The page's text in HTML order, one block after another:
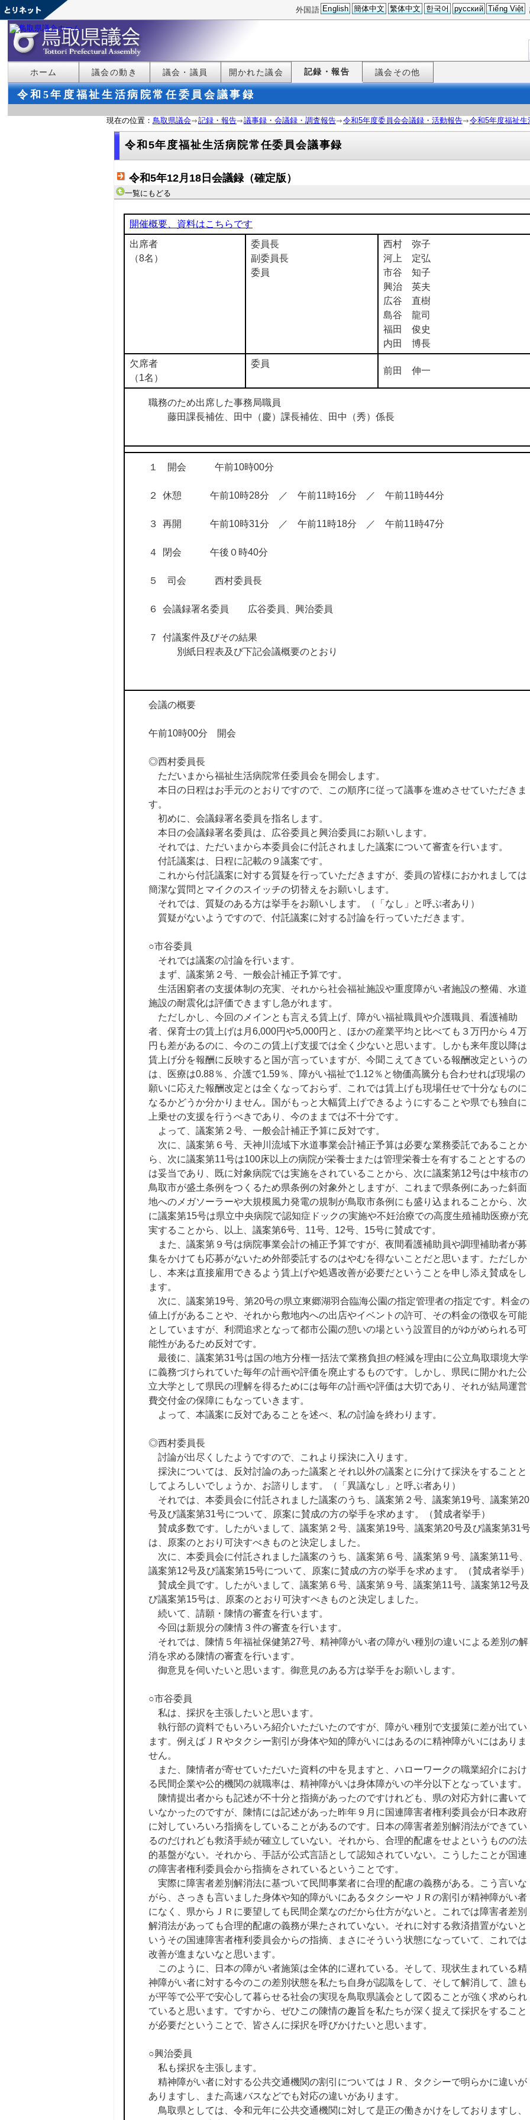
外国語 English 簡体中文 繁体中文 한국어 русский Tiếng Việt
ホーム 議会の動き 議会・議員 開かれた議会 記録・報告 議会その他
令和5年度福祉生活病院常任委員会議事録
現在の位置： 鳥取県議会 記録・報告 議事録・会議録・調査報告 令和5年度委員会会議録・活動報告 令和5年度福祉
令和5年度福祉生活病院常任委員会議事録
令和5年12月18日会議録（確定版）
一覧にもどる
開催概要、資料はこちらです
出席者
（8名）
委員長
副委員長
委員
西村 弥子
河上 定弘
市谷 知子
興治 英夫
広谷 直樹
島谷 龍司
福田 俊史
内田 博長
欠席者
（1名）
委員
前田 伸一
職務のため出席した事務局職員
藤田課長補佐、田中（慶）課長補佐、田中（秀）係長
１ 開会 午前10時00分
２ 休憩 午前10時28分 ／ 午前11時16分 ／ 午前11時44分
３ 再開 午前10時31分 ／ 午前11時18分 ／ 午前11時47分
４ 閉会 午後０時40分
５ 司会 西村委員長
６ 会議録署名委員 広谷委員、興治委員
７ 付議案件及びその結果
別紙日程表及び下記会議概要のとおり
会議の概要
午前10時00分 開会
◎西村委員長
ただいまから福祉生活病院常任委員会を開会します。
本日の日程はお手元のとおりですので、この順序に従って議事を進めさせていただきま
す。
初めに、会議録署名委員を指名します。
本日の会議録署名委員は、広谷委員と興治委員にお願いします。
それでは、ただいまから本委員会に付託されました議案について審査を行います。
付託議案は、日程に記載の９議案です。
これから付託議案に対する質疑を行っていただきますが、委員の皆様におかれましては
簡潔な質問とマイクのスイッチの切替えをお願いします。
それでは、質疑のある方は挙手をお願いします。（「なし」と呼ぶ者あり）
質疑がないようですので、付託議案に対する討論を行っていただきます。
○市谷委員
それでは議案の討論を行います。
まず、議案第２号、一般会計補正予算です。
生活困窮者の支援体制の充実、それから社会福祉施設や重度障がい者施設の整備、水道
施設の耐震化は評価できますし急がれます。
ただしかし、今回のメインとも言える賃上げ、障がい福祉職員や介護職員、看護補助
者、保育士の賃上げは月6,000円や5,000円と、ほかの産業平均と比べても３万円から４万
円も差があるのに、今のこの賃上げ支援では全く少ないと思います。しかも来年度以降は
賃上げ分を報酬に反映すると国が言っていますが、今聞こえてきている報酬改定というの
は、医療は0.88％、介護で1.59％、障がい福祉で1.12％と物価高騰分も合わせれば現場の
願いに応えた報酬改定とは全くなっておらず、これでは賃上げも現場任せで十分なものに
なるかどうか分かりません。国がもっと大幅賃上げできるようにすることや県でも独自に
上乗せの支援を行うべきであり、今のままでは不十分です。
よって、議案第２号、一般会計補正予算に反対です。
次に、議案第６号、天神川流域下水道事業会計補正予算は必要な業務委託であることか
ら、次に議案第11号は100床以上の病院が栄養士または管理栄養士を有することとするの
は妥当であり、既に対象病院では実施をされていることから、次に議案第12号は中核市の
鳥取市が盛土条例をつくるため県条例の対象外としますが、これまで県条例にあった斜面
地へのメガソーラーや大規模風力発電の規制が鳥取市条例にも盛り込まれることから、次
に議案第15号は県立中央病院で認知症ドックの実施や不妊治療での高度生殖補助医療が充
実することから、以上、議案第6号、11号、12号、15号に賛成です。
また、議案第９号は病院事業会計の補正予算ですが、夜間看護補助員や調理補助者が募
集をかけても応募がないため外部委託するのはやむを得ないことだと思います。ただしか
し、本来は直接雇用できるよう賃上げや処遇改善が必要だということを申し添え賛成をし
ます。
次に、議案第19号、第20号の県立東郷湖羽合臨海公園の指定管理者の指定です。料金の
値上げがあることや、それから敷地内への出店やイベントの許可、その料金の徴収を可能
としていますが、利潤追求となって都市公園の憩いの場という設置目的がゆがめられる可
能性があるため反対です。
最後に、議案第31号は国の地方分権一括法で業務負担の軽減を理由に公立鳥取環境大学
に義務づけられていた毎年の計画や評価を廃止するものです。しかし、県民に開かれた公
立大学として県民の理解を得るためには毎年の計画や評価は大切であり、それが結局運営
費交付金の保障にもなっていきます。
よって、本議案に反対であることを述べ、私の討論を終わります。
◎西村委員長
討論が出尽くしたようですので、これより採決に入ります。
採決については、反対討論のあった議案とそれ以外の議案とに分けて採決をすることと
してよろしいでしょうか、お諮りします。（「異議なし」と呼ぶ者あり）
それでは、本委員会に付託されました議案のうち、議案第２号、議案第19号、議案第20
号及び議案第31号について、原案に賛成の方の挙手を求めます。（賛成者挙手）
賛成多数です。したがいまして、議案第２号、議案第19号、議案第20号及び議案第31号
は、原案のとおり可決すべきものと決定しました。
次に、本委員会に付託されました議案のうち、議案第６号、議案第９号、議案第11号、
議案第12号及び議案第15号について、原案に賛成の方の挙手を求めます。（賛成者挙手）
賛成全員です。したがいまして、議案第６号、議案第９号、議案第11号、議案第12号及
び議案第15号は、原案のとおり可決すべきものと決定しました。
続いて、請願・陳情の審査を行います。
今回は新規分の陳情３件の審査を行います。
それでは、陳情５年福祉保健第27号、精神障がい者の障がい種別の違いによる差別の解
消を求める陳情の審査を行います。
御意見を伺いたいと思います。御意見のある方は挙手をお願いします。
○市谷委員
私は、採択を主張したいと思います。
執行部の資料でもいろいろ紹介いただいたのですが、障がい種別で支援策に差が出てい
ます。例えばＪＲやタクシー割引が身体や知的障がいにはあるのに精神障がいにはありま
せん。
また、陳情者が寄せていただいた資料の中を見ますと、ハローワークの職業紹介におけ
る民間企業や公的機関の就職率は、精神障がいは身体障がいの半分以下となっています。
陳情提出者からも記述が不十分と指摘があったのですけれども、県の対応方針に書いて
いなかったのですが、陳情には記述があった昨年９月に国連障害者権利委員会が日本政府
に対していろいろ指摘をしていることがあるのです。日本の障害者差別解消法ができてい
るのだけれども救済手続が確立していない。それから、合理的配慮をせよというものの法
的基盤がない。それから、手話が公式言語として認知されていない。こうしたことが国連
の障害者権利委員会から指摘をされているということです。
実際に障害者差別解消法に基づいて民間事業者に合理的配慮の義務がある。こう言いな
がら、さっきも言いました身体や知的障がいにあるタクシーやＪＲの割引が精神障がい者
になく、県からＪＲに要望しても民間企業なのだから仕方がないと。これでは障害者差別
解消法があっても合理的配慮の義務が果たされていない。それに対する救済措置がないと
いうその国連障害者権利委員会からの指摘、まさにそういう状態になっていて、これでは
改善が進まないなと思います。
このように、日本の障がい者施策は全体的に遅れている。そして、現状生まれている精
神障がい者に対する今のこの差別状態を私たち自身が認識をして、そして解消して、誰も
が平等で公平で安心して暮らせる社会の実現を鳥取県議会として図ることが強く求められ
ていると思います。ですから、ぜひこの陳情の趣旨を私たちが深く捉えて採択をすること
が必要だということで、皆さんに採択を呼びかけたいと思います。
○興治委員
私も採択を主張します。
精神障がい者に対する公共交通機関の割引についてはＪＲ、タクシーで明らかに違いが
ありますし、また高速バスなどでも対応の違いがあります。
鳥取県としては、令和元年に公共交通機関に対して是正の働きかけをしておりますし、